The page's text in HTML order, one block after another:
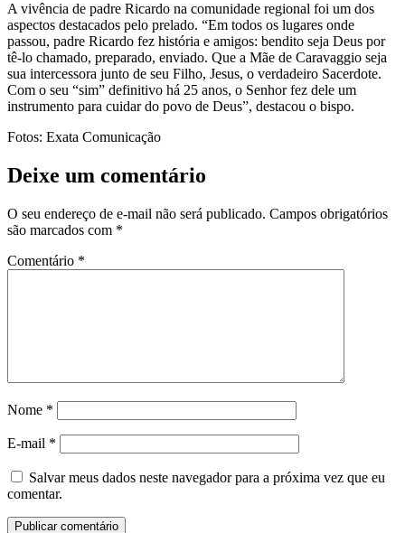
A vivência de padre Ricardo na comunidade regional foi um dos
aspectos destacados pelo prelado. “Em todos os lugares onde
passou, padre Ricardo fez história e amigos: bendito seja Deus por
tê-lo chamado, preparado, enviado. Que a Mãe de Caravaggio seja
sua intercessora junto de seu Filho, Jesus, o verdadeiro Sacerdote.
Com o seu “sim” definitivo há 25 anos, o Senhor fez dele um
instrumento para cuidar do povo de Deus”, destacou o bispo.
Fotos: Exata Comunicação
Deixe um comentário
O seu endereço de e-mail não será publicado. Campos obrigatórios
são marcados com *
Comentário *
Nome *
E-mail *
Salvar meus dados neste navegador para a próxima vez que eu
comentar.